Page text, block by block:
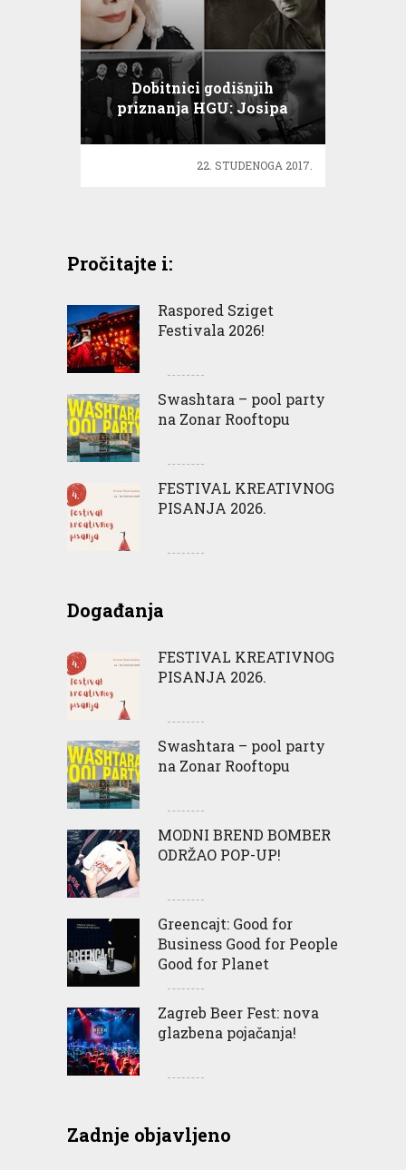
Dobitnici godišnjih
priznanja HGU: Josipa
Lisac, Hladno pivo…
22. STUDENOGA 2017.
Pročitajte i:
Raspored Sziget
Festivala 2026!
Swashtara – pool party
na Zonar Rooftopu
FESTIVAL KREATIVNOG
PISANJA 2026.
Događanja
FESTIVAL KREATIVNOG
PISANJA 2026.
Swashtara – pool party
na Zonar Rooftopu
MODNI BREND BOMBER
ODRŽAO POP-UP!
Greencajt: Good for
Business Good for People
Good for Planet
Zagreb Beer Fest: nova
glazbena pojačanja!
Zadnje objavljeno